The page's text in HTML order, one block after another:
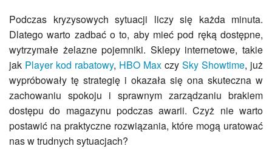
Podczas kryzysowych sytuacji liczy się każda minuta.
Dlatego warto zadbać o to, aby mieć pod ręką dostępne,
wytrzymałe żelazne pojemniki. Sklepy internetowe, takie
jak Player kod rabatowy, HBO Max czy Sky Showtime, już
wypróbowały tę strategię i okazała się ona skuteczna w
zachowaniu spokoju i sprawnym zarządzaniu brakiem
dostępu do magazynu podczas awarii. Czyż nie warto
postawić na praktyczne rozwiązania, które mogą uratować
nas w trudnych sytuacjach?